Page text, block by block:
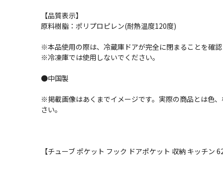
【品質表示】
原料樹脂：ポリプロピレン(耐熱温度120度)
※本品使用の際は、冷蔵庫ドアが完全に閉まることを確
※冷凍庫では使用しないでください。
●中国製
※掲載画像はあくまでイメージです。実際の商品とは色
さい。
【チューブ ポケット フック ドアポケット 収納 キッチン